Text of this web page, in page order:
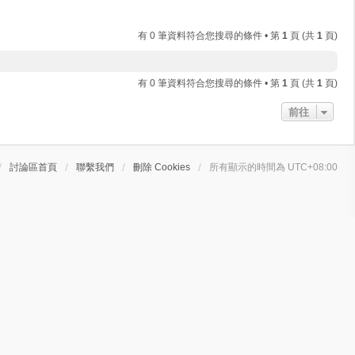
有 0 筆資料符合您搜尋的條件 • 第 1 頁 (共 1 頁)
有 0 筆資料符合您搜尋的條件 • 第 1 頁 (共 1 頁)
前往
討論區首頁 聯繫我們 刪除 Cookies 所有顯示的時間為 UTC+08:00